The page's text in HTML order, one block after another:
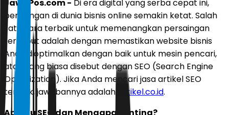
JawaPos.com - Di era digital yang serba cepat ini,
persaingan di dunia bisnis online semakin ketat. Salah
satu cara terbaik untuk memenangkan persaingan
tersebut adalah dengan memastikan website bisnis
Anda dioptimalkan dengan baik untuk mesin pencari,
atau yang biasa disebut dengan SEO (Search Engine
Optimization). Jika Anda mencari jasa artikel SEO
terbaik, jawabannya adalah
Artikel.co.id.
Apa itu SEO dan Mengapa Penting?